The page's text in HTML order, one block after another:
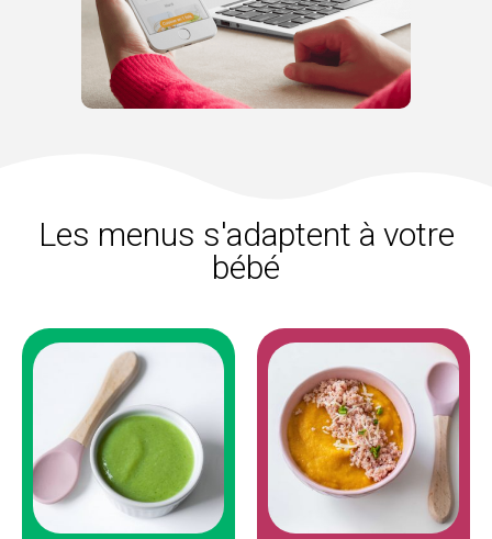
Les menus s'adaptent à votre
bébé
Bébé découvre les
légumes, avec une texture
très lisse. On y va tout en
douceur, pour l’éveiller aux
goûts et habituer son
système digestif.
Protéines animales le midi,
plus de féculents, on joue
sur les goûts avec des
épices et des herbes
aromatiques...​ La palette
des saveurs s'élargit !